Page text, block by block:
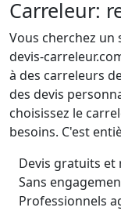
Carreleur:
Vous cherchez un
devis-
à des carreleurs
des devis
choisissez le
besoins. C'est
Devis gratuits et
Sans
Professionnels